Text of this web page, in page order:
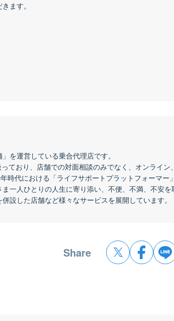
ます。
を運営している乗合代理店です。
ており、店舗での対面相談のみでなく、オンライン
時代における「ライフサポートプラットフォーマー
一人ひとりの人生に寄り添い、不便、不満、不安を
設した店舗など様々なサービスを展開しています。
Share